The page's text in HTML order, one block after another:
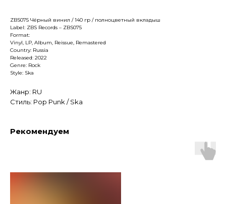
ZBS075 Чёрный винил / 140 гр / полноцветный вкладыш
Label: ZBS Records – ZBS075
Format:
Vinyl, LP, Album, Reissue, Remastered
Country: Russia
Released: 2022
Genre: Rock
Style: Ska
Жанр: RU
Стиль: Pop Punk / Ska
Рекомендуем